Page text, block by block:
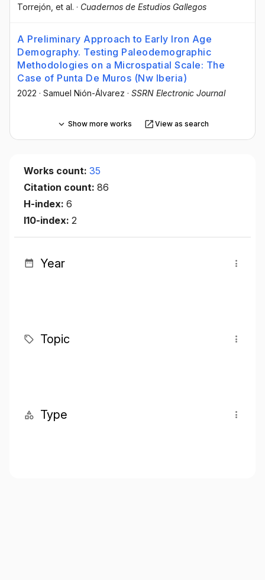
Torrejón , et al. · Cuadernos de Estudios Gallegos
A Preliminary Approach to Early Iron Age
Demography. Testing Paleodemographic
Methodologies on a Microspatial Scale: The
Case of Punta De Muros (Nw Iberia)
2022 · Samuel Nión-Álvarez · SSRN Electronic Journal
Show more works View as search
Works count: 35
Citation count: 86
H-index: 6
I10-index: 2
Year
Topic
Type